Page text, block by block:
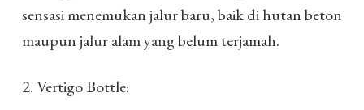
sensasi menemukan jalur baru, baik di hutan beton
maupun jalur alam yang belum terjamah.
2. Vertigo Bottle: